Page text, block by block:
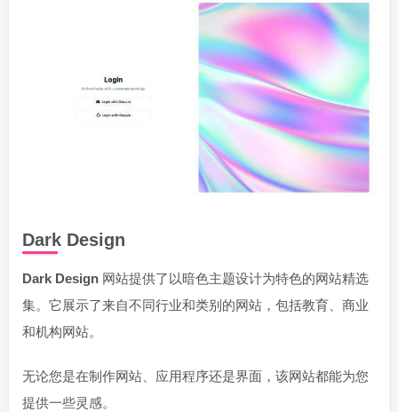
Dark Design
Dark Design 网站提供了以暗色主题设计为特色的网站精选
集。它展示了来自不同行业和类别的网站，包括教育、商业
和机构网站。
无论您是在制作网站、应用程序还是界面，该网站都能为您
提供一些灵感。